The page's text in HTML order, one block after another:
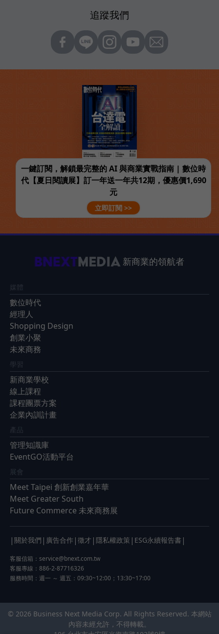
追蹤我們
一鍵訂閱，解鎖最完整的 AI 與商業實戰指南 | 數位時
代【夏日閱讀展】訂一年送一年共12期，優惠價1,690
元
立即訂閱 >>
新商業的領航者
媒體
數位時代
經理人
Shopping Design
創業小聚
未來商務
學習
新商業學校
線上課程
課程團票方案
企業內訓計畫
產品
管理知識庫
EventGO活動平台
展會
Meet Taipei 創新創業嘉年華
Meet Greater South
Future Commerce 未來商務展
| 關於我們 | 廣告合作 | 徵才 | 隱私權政策 | ESG永續報告書 |
客服信箱： service@bnext.com.tw
客服專線：886-2-87716326
服務時間：週一 ～ 週五：09:30~12:00；13:30~17:00
© 2026 Business Next Media Corp. All Rights Reserved. 本網站
內容未經允許，不得轉載。